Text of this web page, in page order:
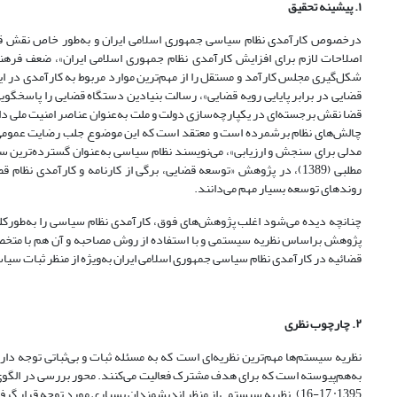
۱. پیشینه تحقیق
اصلاحات لازم برای افزایش کارآمدی نظام جمهوری اسلامی ایران»، ضعف
قضایی در برابر پایایی رویه قضایی»، رسالت بنیادین دستگاه قضایی را
مدلی برای سنجش و ارزیابی»، می‌نویسند نظام سیاسی به‌عنوان
مطلبی (1389)، در پژوهش «توسعه قضایی، برگی از کارنامه و
روندهای توسعه بسیار مهم می‌دانند.
چنانچه دیده می‌شود اغلب پژوهش‌های فوق، کارآمدی نظام سیاسی را
پژوهش براساس نظریه سیستمی و با استفاده از روش مصاحبه و آن هم با
قضائیه در کارآمدی نظام سیاسی جمهوری اسلامی ایران به‌ویژه از منظر ثبات
۲. چارچوب نظری
نظریه سیستم‌ها مهم‌ترین نظریه‌ای است که به مسئله ثبات و بی‌ثباتی توجه
به‌هم‌پیوسته است که برای هدف مشترک فعالیت می‌کنند. محور بررسی در